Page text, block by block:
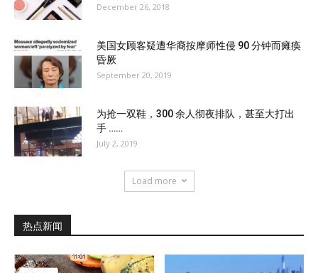
December 26, 2018
美国女顾客疑遭华裔按摩师性侵 90 分钟而瘫痪
昏厥
September 20, 2019
为抢一双鞋，300 余人彻夜排队，甚至大打出
手 ……
July 2, 2019
Load more
热点新闻